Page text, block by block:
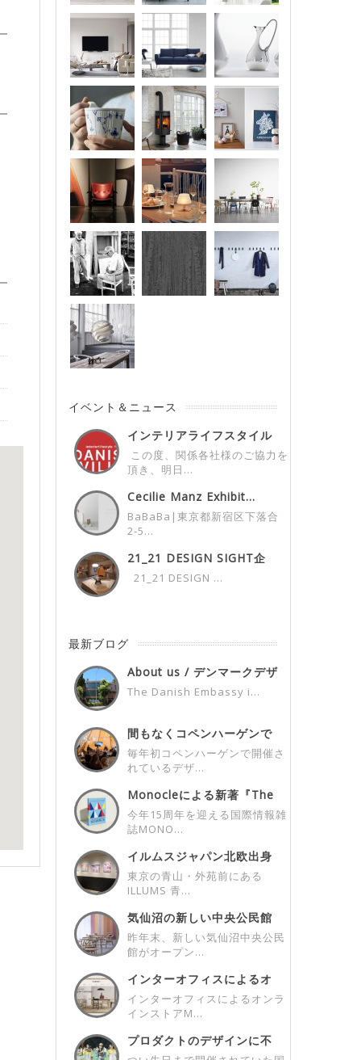
イベント＆ニュース
インテリアライフスタイル
展デンマークパビ...
この度、関係各社様のご協力を
頂き、明日...
Cecilie Manz Exhibit...
BaBaBa|東京都新宿区下落合
2-5...
21_21 DESIGN SIGHT企
21_21 DESIGN ...
最新ブログ
About us / デンマークデザ
The Danish Embassy i...
間もなくコペンハーゲンで
開催！3days...
毎年初コペンハーゲンで開催さ
れているデザ...
Monocleによる新著『The
Mon...
今年15周年を迎える国際情報雑
誌MONO...
イルムスジャパン北欧出身
アーティストとの...
東京の青山・外苑前にある
ILLUMS 青...
気仙沼の新しい中央公民館
/ New C...
昨年末、新しい気仙沼中央公民
館がオープン...
インターオフィスによるオ
インターオフィスによるオンラ
インストアM...
プロダクトのデザインに不
可欠なユーザーさ...